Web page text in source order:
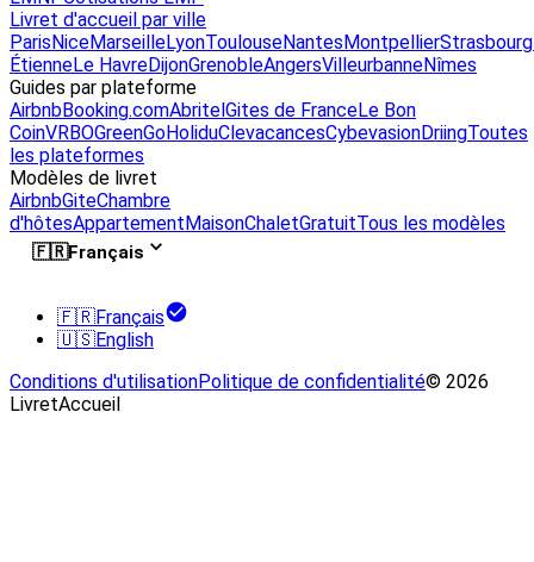
Livret d'accueil par ville
Paris NiceMarseilleLyonToulouseNantes MontpellierStrasbourg
ÉtienneLe HavreDijonGrenobleAngersVilleurbanneNîmes
Guides par plateforme
AirbnbBooking.comAbritel Gites de FranceLe Bon
CoinVRBOGreenGoHoliduClevacancesCybevasionDriingToutes
les plateformes
Modèles de livret
AirbnbGiteChambre
d'hôtesAppartement MaisonChaletGratuitTous les modèles
🇫🇷Français
🇫🇷Français
🇺🇸English
Conditions d'utilisationPolitique de confidentialité© 2026
LivretAccueil